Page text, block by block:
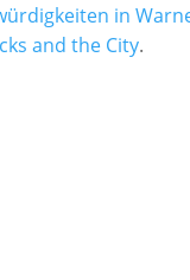
in
and the City.